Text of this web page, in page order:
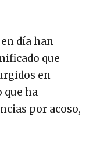
día han
que
en
que ha
por acoso,